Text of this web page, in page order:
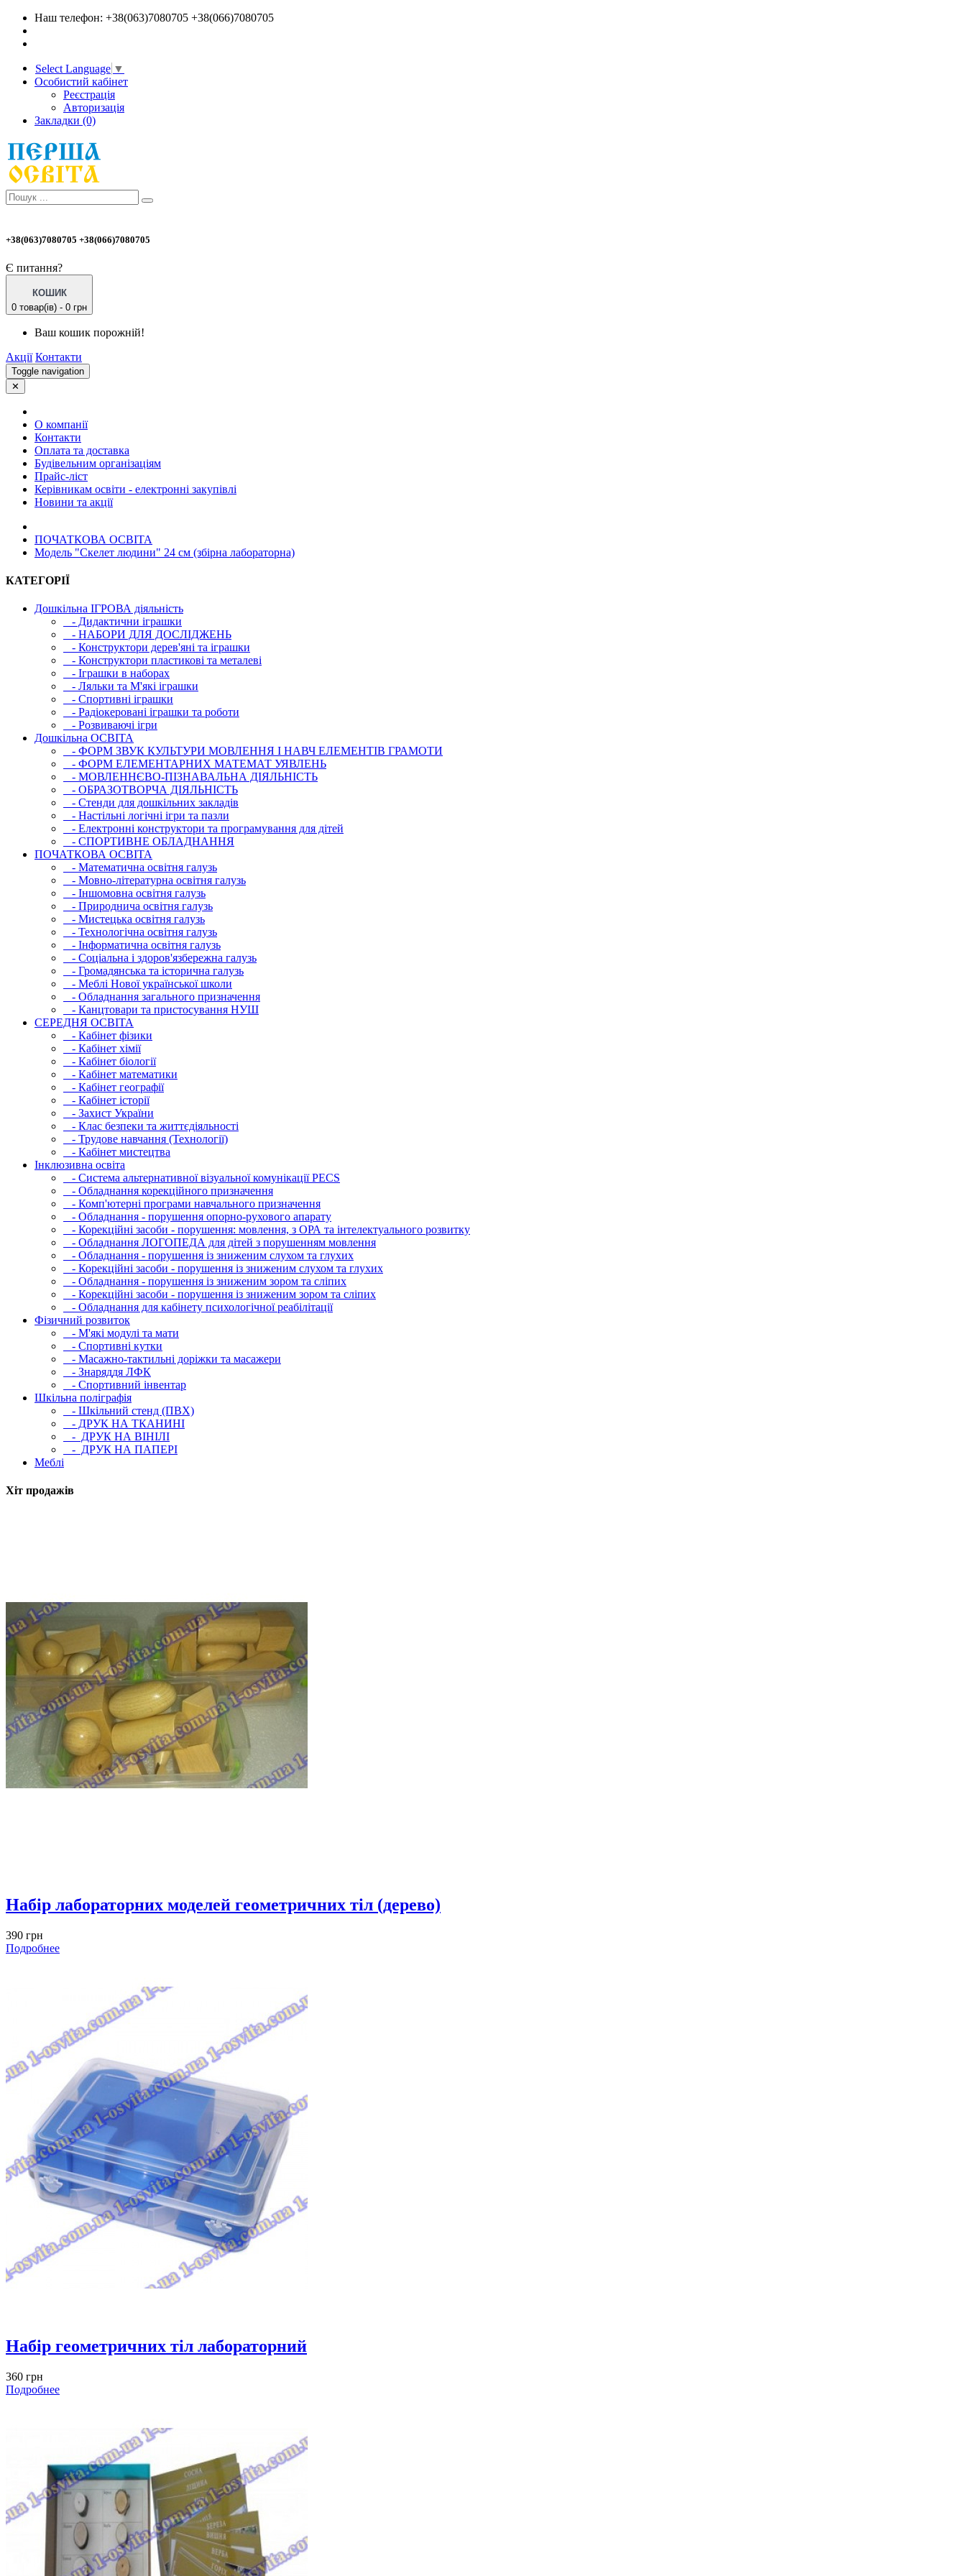
Наш телефон: +38(063)7080705 +38(066)7080705
Select Language ▼
Особистий кабінет
Реєстрація
Авторизація
Закладки (0)
+38(063)7080705 +38(066)7080705
Є питання?
КОШИК
0 товар(ів) - 0 грн
Ваш кошик порожній!
Акції Контакти
Toggle navigation
✕
О компанії
Контакти
Оплата та доставка
Будівельним організаціям
Прайс-ліст
Керівникам освіти - електронні закупівлі
Новини та акції
ПОЧАТКОВА ОСВIТА
Модель "Скелет людини" 24 см (збірна лабораторна)
КАТЕГОРІЇ
Дошкільна ІГРОВА діяльність
- Дидактични іграшки
- НАБОРИ ДЛЯ ДОСЛІДЖЕНЬ
- Конструктори дерев'яні та іграшки
- Конструктори пластикові та металеві
- Іграшки в наборах
- Ляльки та М'які іграшки
- Спортивні іграшки
- Радіокеровані іграшки та роботи
- Розвиваючі ігри
Дошкільна ОСВIТА
- ФОРМ ЗВУК КУЛЬТУРИ МОВЛЕННЯ І НАВЧ ЕЛЕМЕНТІВ ГРАМОТИ
- ФОРМ ЕЛЕМЕНТАРНИХ МАТЕМАТ УЯВЛЕНЬ
- МОВЛЕННЄВО-ПІЗНАВАЛЬНА ДІЯЛЬНІСТЬ
- ОБРАЗОТВОРЧА ДІЯЛЬНІСТЬ
- Стенди для дошкільних закладів
- Настільні логічні ігри та пазли
- Електронні конструктори та програмування для дітей
- СПОРТИВНЕ ОБЛАДНАННЯ
ПОЧАТКОВА ОСВIТА
- Математична освітня галузь
- Мовно-літературна освітня галузь
- Iншомовна освітня галузь
- Природнича освітня галузь
- Мистецька освітня галузь
- Технологічна освітня галузь
- Інфopматична освітня галузь
- Соціальна і здоров'язбережна галузь
- Громадянська та історична галузь
- Меблі Нової української школи
- Обладнання загального призначення
- Канцтовари та пристосування НУШ
СЕРЕДНЯ ОСВIТА
- Кабінет фізики
- Кабінет хімії
- Кабінет біології
- Кабінет математики
- Кабінет географії
- Кабінет історії
- Захист України
- Клас безпеки та життєдіяльності
- Трудове навчання (Технології)
- Кабінет мистецтва
Інклюзивна освіта
- Система альтернативної візуальної комунікації PECS
- Обладнання корекційного призначення
- Комп'ютерні програми навчального призначення
- Обладнання - порушення опорно-рухового апарату
- Корекційні засоби - порушення: мовлення, з ОРА та інтелектуального розвитку
- Обладнання ЛОГОПЕДА для дітей з порушенням мовлення
- Обладнання - порушення із зниженим слухом та глухих
- Корекційні засоби - порушення із зниженим слухом та глухих
- Обладнання - порушення із зниженим зором та сліпих
- Корекційні засоби - порушення із зниженим зором та сліпих
- Обладнання для кабінету психологічної реабілітації
Фізичний розвиток
- М'які модулi та мати
- Спортивні кутки
- Масажно-тактильні доріжки та масажери
- Знаряддя ЛФК
- Спортивний інвентар
Шкільна поліграфія
- Шкільний стенд (ПВХ)
- ДРУК НА ТКАНИНІ
- ДРУК НА ВІНІЛІ
- ДРУК НА ПАПЕРІ
Меблі
Хіт продажів
Набір лабораторних моделей геометричних тіл (дерево)
390 грн
Подробнее
Набір геометричних тіл лабораторний
360 грн
Подробнее